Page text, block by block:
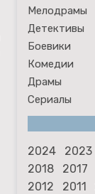
Мелодрамы
Детективы
Боевики
Комедии
Драмы
Сериалы
2024 2023
2018
2017
2012
2011